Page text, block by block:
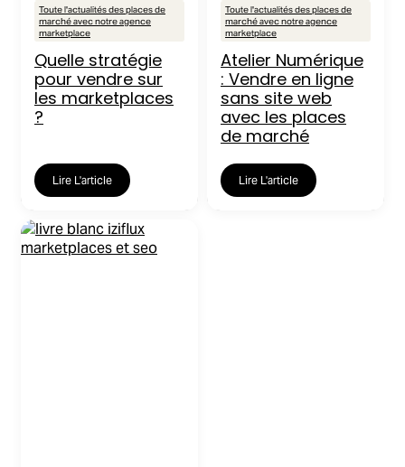
Toute l'actualités des places de
marché avec notre agence
marketplace
Quelle stratégie
pour vendre sur
les marketplaces
?
Lire L'article
Toute l'actualités des places de
marché avec notre agence
marketplace
Atelier Numérique
: Vendre en ligne
sans site web
avec les places
de marché
Lire L'article